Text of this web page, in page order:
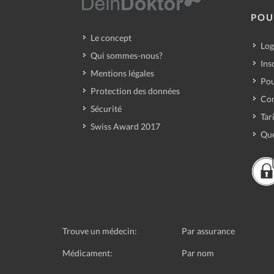
Le concept
Qui sommes-nous?
Mentions légales
Protection des données
Sécurité
Swiss Award 2017
Trouve un médecin: Par assurance
Médicament: Par nom